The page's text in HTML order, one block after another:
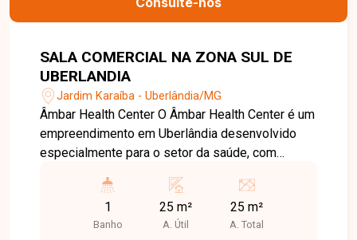
SALA COMERCIAL NA ZONA SUL DE
UBERLANDIA
Jardim Karaíba - Uberlândia/MG
Âmbar Health Center O Âmbar Health Center é um
empreendimento em Uberlândia desenvolvido
especialmente para o setor da saúde, com
detalhes. Conta com recepções mobiliadas em
cada um dos três pavimentos de salas,
depósitos de material de limpeza em todos os
1
Banho
25 m²
A. Útil
25 m²
A. Total